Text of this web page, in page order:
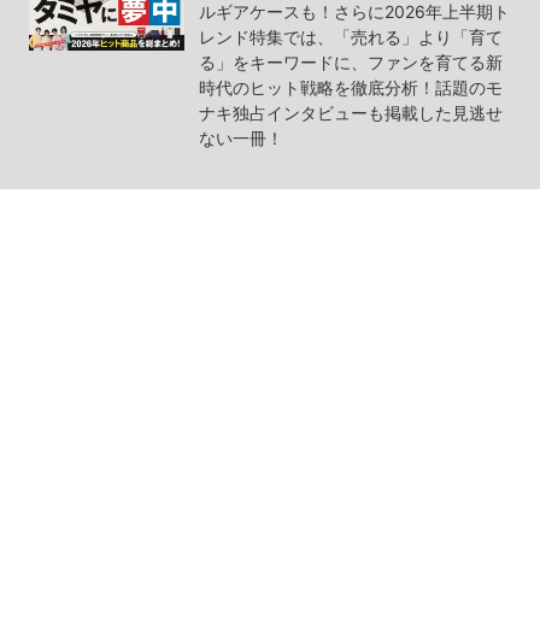
ルギアケースも！さらに2026年上半期ト
レンド特集では、「売れる」より「育て
る」をキーワードに、ファンを育てる新
時代のヒット戦略を徹底分析！話題のモ
ナキ独占インタビューも掲載した見逃せ
ない一冊！